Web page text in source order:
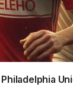
Philadelphia